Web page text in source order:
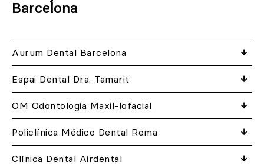
Barcelona
Aurum Dental Barcelona
Espai Dental Dra. Tamarit
OM Odontologia Maxil-lofacial
Policlínica Médico Dental Roma
Clínica Dental Airdental